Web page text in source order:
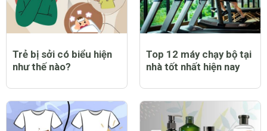
Trẻ bị sởi có biểu hiện
như thế nào?
Top 12 máy chạy bộ tại
nhà tốt nhất hiện nay